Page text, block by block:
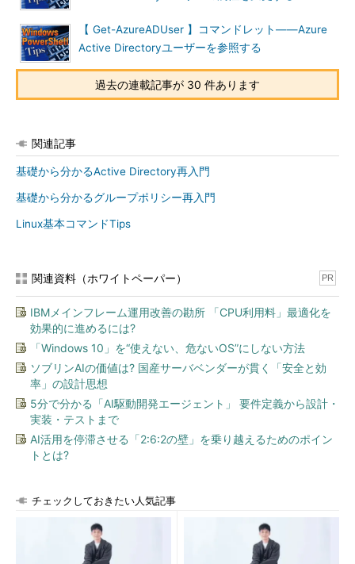
【 Get-AzureADUser 】コマンドレット――Azure
Active Directoryユーザーを参照する
過去の連載記事が 30 件あります
関連記事
基礎から分かるActive Directory再入門
基礎から分かるグループポリシー再入門
Linux基本コマンドTips
関連資料（ホワイトペーパー） PR
IBMメインフレーム運用改善の勘所 「CPU利用料」最適化を
効果的に進めるには?
「Windows 10」を“使えない、危ないOS”にしない方法
ソブリンAIの価値は? 国産サーバベンダーが貫く「安全と効
率」の設計思想
5分で分かる「AI駆動開発エージェント」 要件定義から設計・
実装・テストまで
AI活用を停滞させる「2:6:2の壁」を乗り越えるためのポイン
トとは?
チェックしておきたい人気記事